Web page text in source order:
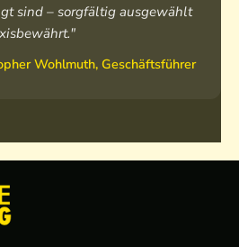
sind – sorgfältig ausgewählt
Wohlmuth, Geschäftsführer